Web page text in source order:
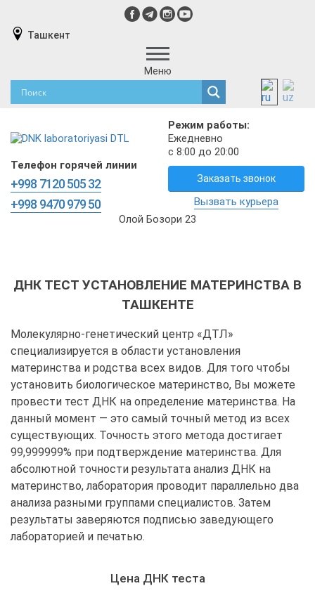
Ташкент
Меню
Режим работы:
Ежедневно
с 8:00 до 20:00
Телефон горячей линии
+998 7120 505 32
+998 9470 979 50
Заказать звонок
Вызвать курьера
Олой Бозори 23
ДНК ТЕСТ УСТАНОВЛЕНИЕ МАТЕРИНСТВА В
ТАШКЕНТЕ
Молекулярно-генетический центр «ДТЛ»
специализируется в области установления
материнства и родства всех видов. Для того чтобы
установить биологическое материнство, Вы можете
провести тест ДНК на определение материнства. На
данный момент — это самый точный метод из всех
существующих. Точность этого метода достигает
99,999999% при подтверждение материнства. Для
абсолютной точности результата анализ ДНК на
материнство, лаборатория проводит параллельно два
анализа разными группами специалистов. Затем
результаты заверяются подписью заведующего
лабораторией и печатью.
Цена ДНК теста